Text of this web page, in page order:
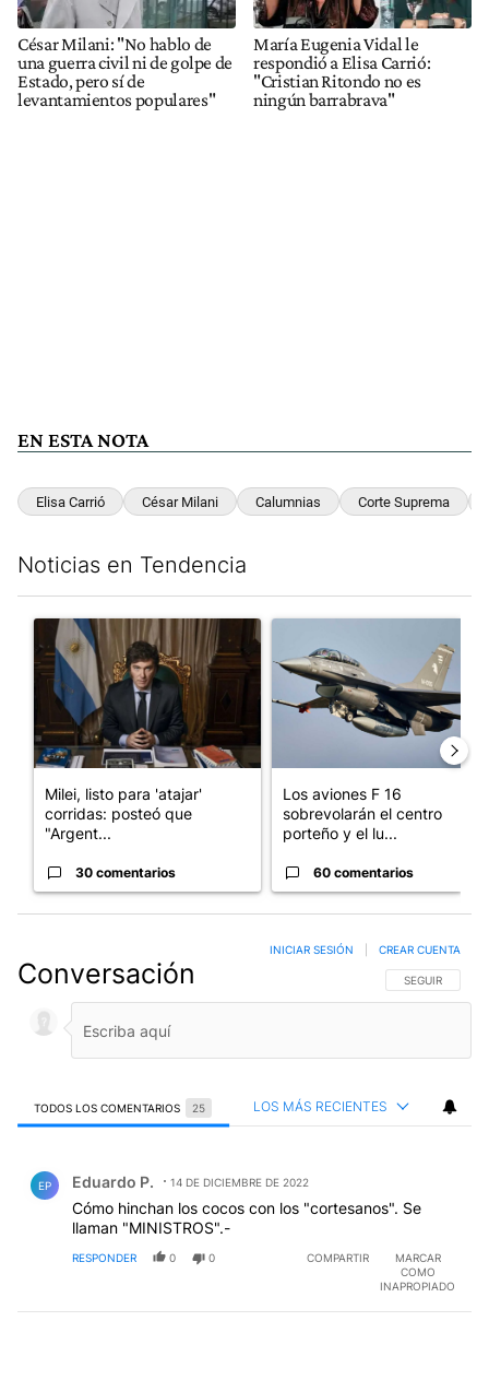
César Milani: "No hablo de
una guerra civil ni de golpe de
Estado, pero sí de
levantamientos populares"
María Eugenia Vidal le
respondió a Elisa Carrió:
"Cristian Ritondo no es
ningún barrabrava"
EN ESTA NOTA
Elisa Carrió César Milani Calumnias Corte Suprema
Noticias en Tendencia
Un artículo de tendencia con el título "Milei, listo para 'atajar'
Milei, listo para 'atajar'
corridas: posteó que
"Argent...
30 comentarios
Los aviones F 16
sobrevolarán el centro
porteño y el lu...
60 comentarios
Conversación SIGA ESTA
SEGUIR
INICIAR SESIÓN CREAR CUENTA
TODOS LOS COMENTARIOS 25 LOS MÁS RECIENTES
EP Eduardo P. 14 DE DICIEMBRE DE 2022
Cómo hinchan los cocos con los "cortesanos". Se
llaman "MINISTROS".-
RESPONDER 0 0 COMPARTIR
MARCAR
COMO
INAPROPIADO